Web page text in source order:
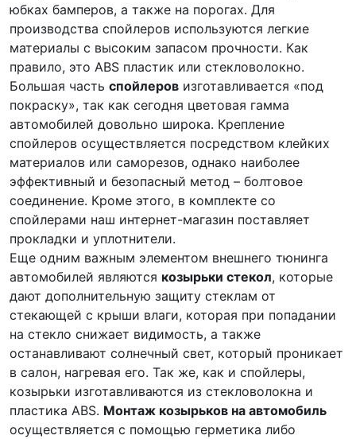
юбках бамперов, а также на порогах. Для
производства спойлеров используются легкие
материалы с высоким запасом прочности. Как
правило, это ABS пластик или стекловолокно.
Большая часть спойлеров изготавливается «под
покраску», так как сегодня цветовая гамма
автомобилей довольно широка. Крепление
спойлеров осуществляется посредством клейких
материалов или саморезов, однако наиболее
эффективный и безопасный метод – болтовое
соединение. Кроме этого, в комплекте со
спойлерами наш интернет-магазин поставляет
прокладки и уплотнители.
Еще одним важным элементом внешнего тюнинга
автомобилей являются козырьки стекол, которые
дают дополнительную защиту стеклам от
стекающей с крыши влаги, которая при попадании
на стекло снижает видимость, а также
останавливают солнечный свет, который проникает
в салон, нагревая его. Так же, как и спойлеры,
козырьки изготавливаются из стекловолокна и
пластика ABS. Монтаж козырьков на автомобиль
осуществляется с помощью герметика либо